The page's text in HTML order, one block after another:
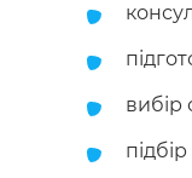
вибір